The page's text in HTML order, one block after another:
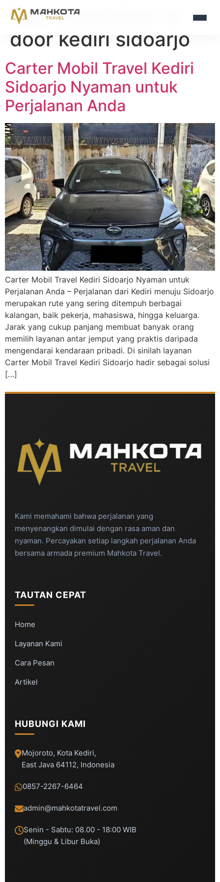
Tag:travel door to
door kediri sidoarjo
Carter Mobil Travel Kediri
Sidoarjo Nyaman untuk
Perjalanan Anda
Carter Mobil Travel Kediri Sidoarjo Nyaman untuk
Perjalanan Anda – Perjalanan dari Kediri menuju Sidoarjo
merupakan rute yang sering ditempuh berbagai
kalangan, baik pekerja, mahasiswa, hingga keluarga.
Jarak yang cukup panjang membuat banyak orang
memilih layanan antar jemput yang praktis daripada
mengendarai kendaraan pribadi. Di sinilah layanan
Carter Mobil Travel Kediri Sidoarjo hadir sebagai solusi
[…]
Kami memahami bahwa perjalanan yang
menyenangkan dimulai dengan rasa aman dan
nyaman. Percayakan setiap langkah perjalanan Anda
bersama armada premium Mahkota Travel.
TAUTAN CEPAT
Home
Layanan Kami
Cara Pesan
Artikel
HUBUNGI KAMI
Mojoroto, Kota Kediri,
East Java 64112, Indonesia
0857-2267-6464
admin@mahkotatravel.com
Senin - Sabtu: 08.00 - 18:00 WIB
(Minggu & Libur Buka)